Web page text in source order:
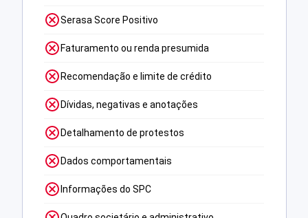
Serasa Score Positivo
Faturamento ou renda presumida
Recomendação e limite de crédito
Dívidas, negativas e anotações
Detalhamento de protestos
Dados comportamentais
Informações do SPC